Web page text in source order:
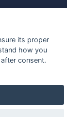
its proper
how you
consent.
Cookie